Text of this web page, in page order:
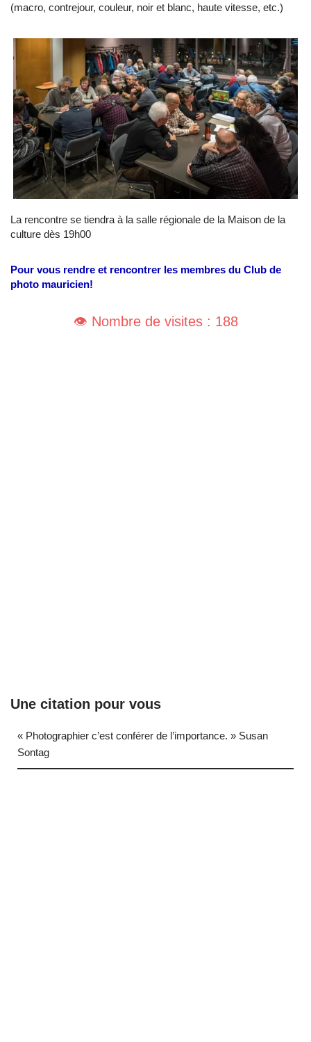
(macro, contrejour, couleur, noir et blanc, haute vitesse, etc.)
La rencontre se tiendra à la salle régionale de la Maison de la
culture dès 19h00
Pour vous rendre et rencontrer les membres du Club de
photo mauricien!
👁️ Nombre de visites : 188
Une citation pour vous
« Photographier c’est conférer de l’importance. » Susan
Sontag